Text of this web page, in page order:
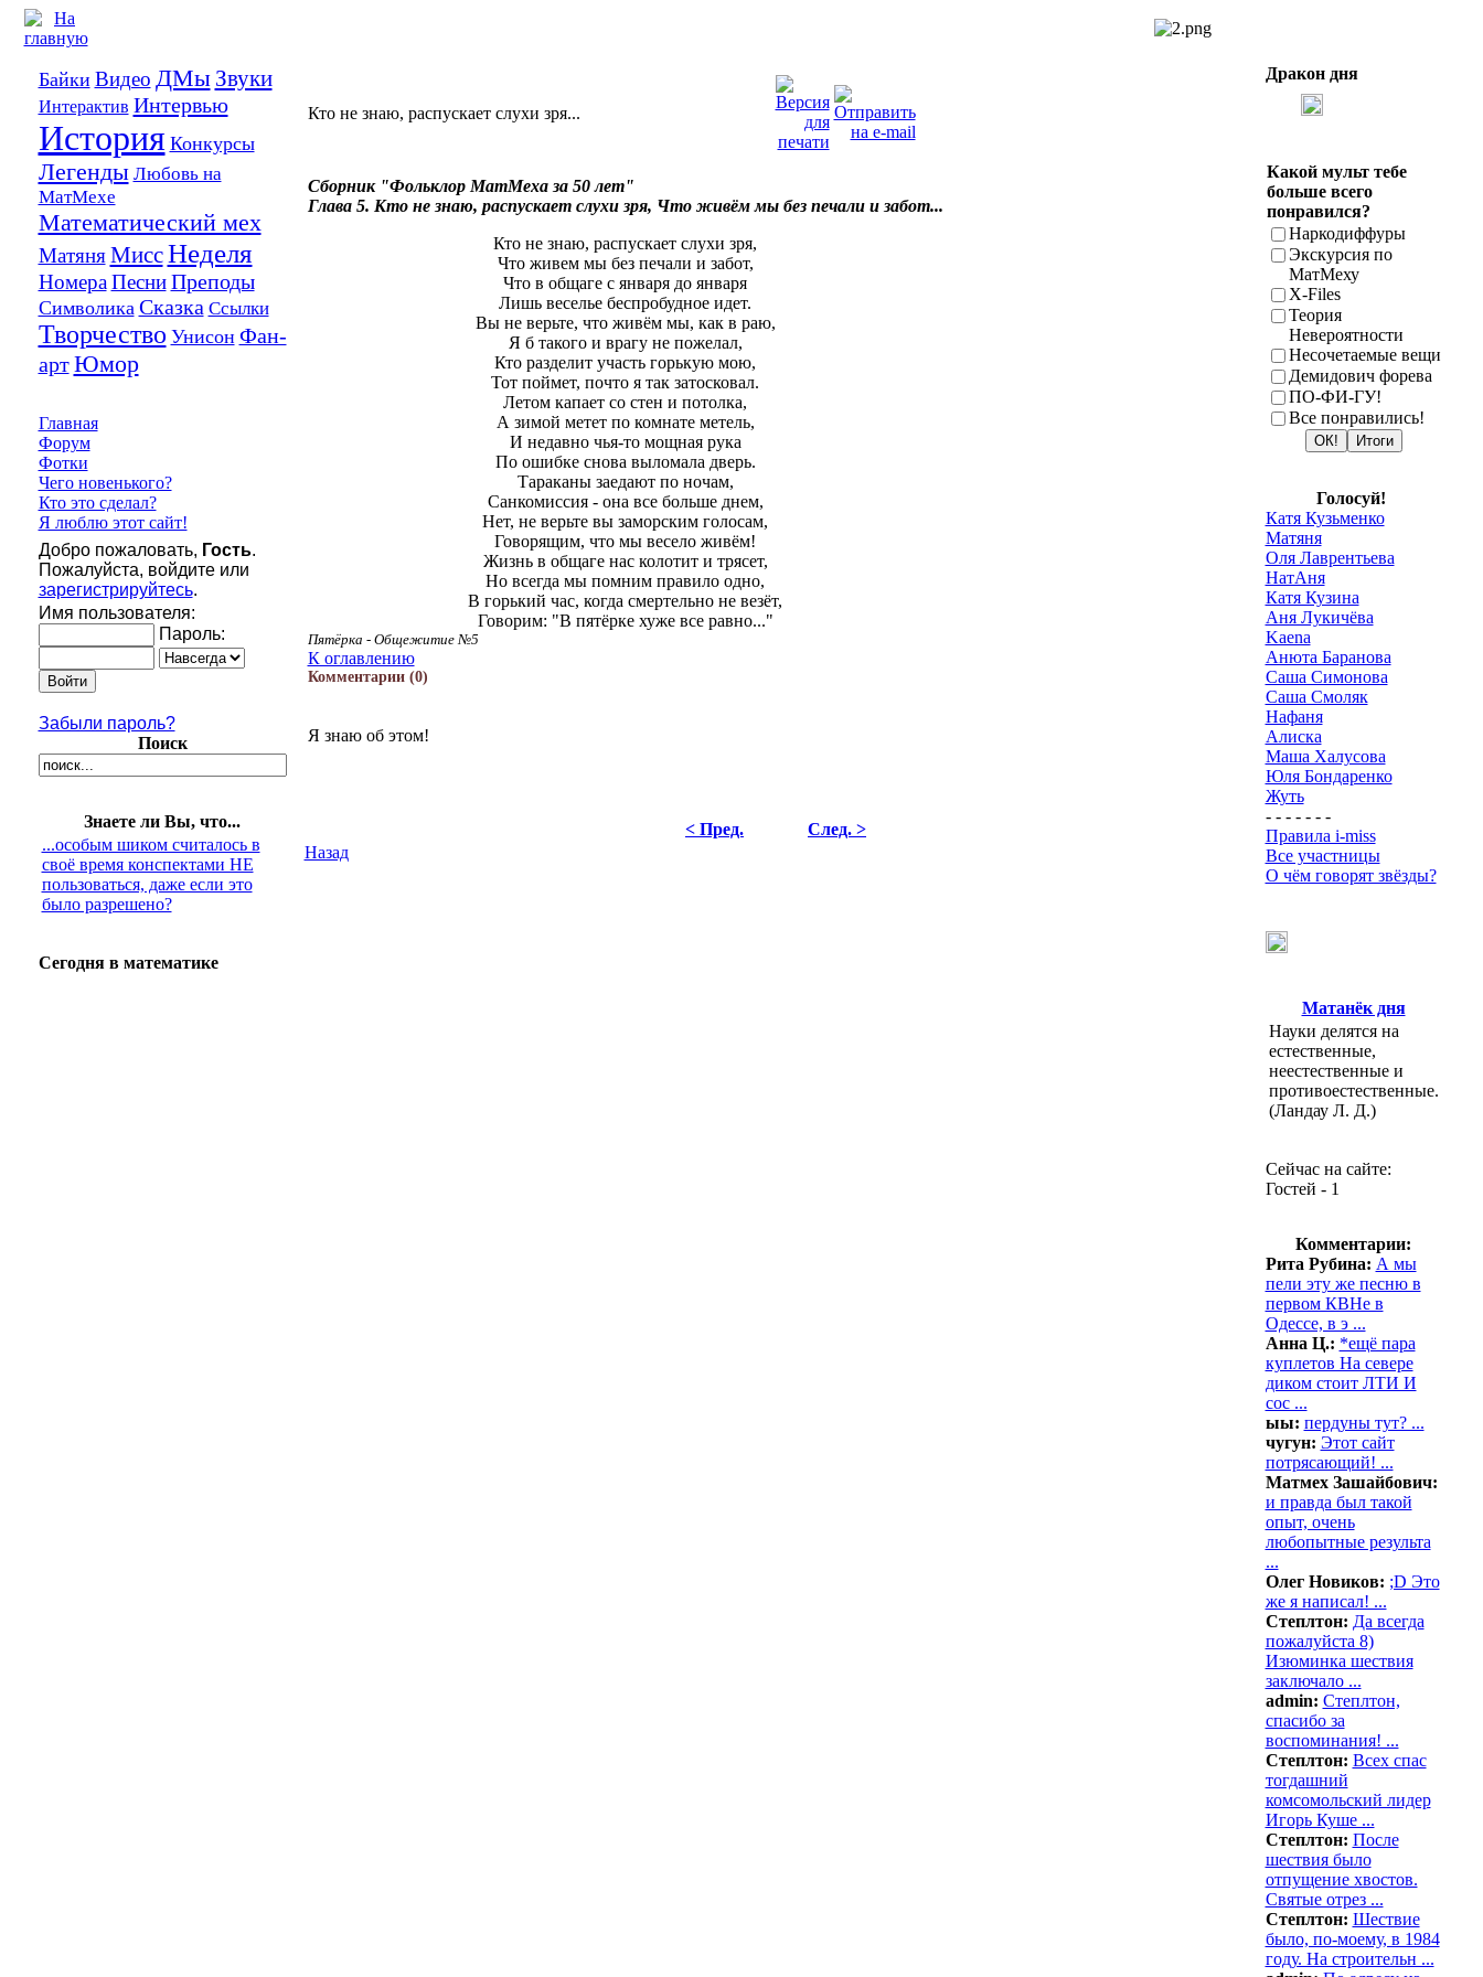
Байки Видео ДМы Звуки
Интерактив Интервью
История Конкурсы
Легенды Любовь на
МатМехе
Математический мех
Матяня Мисс Неделя
Номера Песни Преподы
Символика Сказка Ссылки
Творчество Унисон Фан-
арт Юмор
Главная
Форум
Фотки
Чего новенького?
Кто это сделал?
Я люблю этот сайт!
Добро пожаловать, Гость.
Пожалуйста, войдите или
зарегистрируйтесь.
Имя пользователя:
Пароль:
Забыли пароль?
Поиск
Знаете ли Вы, что...
...особым шиком считалось в
своё время конспектами НЕ
пользоваться, даже если это
было разрешено?
Сегодня в математике
Кто не знаю, распускает слухи зря...
Сборник "Фольклор МатМеха за 50 лет"
Глава 5. Кто не знаю, распускает слухи зря, Что живём мы без печали и забот...
Кто не знаю, распускает слухи зря,
Что живем мы без печали и забот,
Что в общаге с января до января
Лишь веселье беспробудное идет.
Вы не верьте, что живём мы, как в раю,
Я б такого и врагу не пожелал,
Кто разделит участь горькую мою,
Тот поймет, почто я так затосковал.
Летом капает со стен и потолка,
А зимой метет по комнате метель,
И недавно чья-то мощная рука
По ошибке снова выломала дверь.
Тараканы заедают по ночам,
Санкомиссия - она все больше днем,
Нет, не верьте вы заморским голосам,
Говорящим, что мы весело живём!
Жизнь в общаге нас колотит и трясет,
Но всегда мы помним правило одно,
В горький час, когда смертельно не везёт,
Говорим: "В пятёрке хуже все равно..."
Пятёрка - Общежитие №5
К оглавлению
Комментарии (0)
Я знаю об этом!
< Пред.
След. >
Назад
Дракон дня
Какой мульт тебе
больше всего
понравился?
Наркодиффуры
Экскурсия по
МатМеху
X-Files
Теория
Невероятности
Несочетаемые вещи
Демидович форева
ПО-ФИ-ГУ!
Все понравились!
ОК! Итоги
Голосуй!
Катя Кузьменко
Матяня
Оля Лаврентьева
НатАня
Катя Кузина
Аня Лукичёва
Kaena
Анюта Баранова
Саша Симонова
Саша Смоляк
Нафаня
Алиска
Маша Халусова
Юля Бондаренко
Жуть
- - - - - - -
Правила i-miss
Все участницы
О чём говорят звёзды?
Матанёк дня
Науки делятся на
естественные,
неестественные и
противоестественные.
(Ландау Л. Д.)
Сейчас на сайте:
Гостей - 1
Комментарии:
Рита Рубина: А мы
пели эту же песню в
первом КВНе в
Одессе, в э ...
Анна Ц.: *ещё пара
куплетов На севере
диком стоит ЛТИ И
сос ...
ыы: пердуны тут? ...
чугун: Этот сайт
потрясающий! ...
Матмех Зашайбович:
и правда был такой
опыт, очень
любопытные результа
...
Олег Новиков: ;D Это
же я написал! ...
Степлтон: Да всегда
пожалуйста 8)
Изюминка шествия
заключало ...
admin: Степлтон,
спасибо за
воспоминания! ...
Степлтон: Всех спас
тогдашний
комсомольский лидер
Игорь Куше ...
Степлтон: После
шествия было
отпущение хвостов.
Святые отрез ...
Степлтон: Шествие
было, по-моему, в 1984
году. На строительн ...